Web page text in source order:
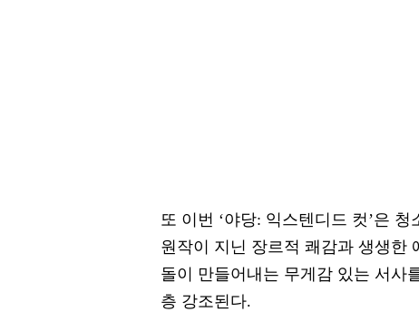
또 이번 ‘야당: 익스텐디드 컷’은
원작이 지닌 장르적 쾌감과 생생한
돌이 만들어내는 무게감 있는 서사
층 강조된다.